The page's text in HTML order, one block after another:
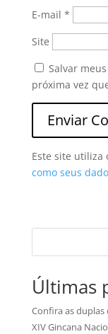
E-mail *
Site
Salvar
próxima vez
Este site utiliza
como seus
Últimas
Confira as duplas
XIV Gincana